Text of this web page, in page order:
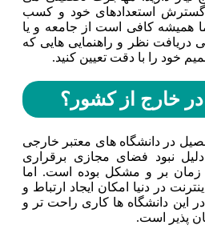
گسترش استعدادهای خود و کسب
همیشه کافی است از جامعه و یا
دریافت نظر و راهنمایی هایی که
خود را با دقت تعیین کنید.
خارج از کشور؟
در دانشگاه های معتبر خارجی
نبود فضای مجازی برقراری
زمان بر و مشکل بوده است. اما
در دنیا امکان ایجاد ارتباط و
این دانشگاه ها کاری راحت تر و
پذیر است.